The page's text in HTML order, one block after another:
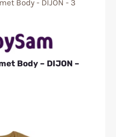
Body – DIJON –